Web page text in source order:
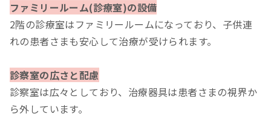
ファミリールーム(診療室)の設備
2階の診療室はファミリールームになっており、子供連
れの患者さまも安心して治療が受けられます。
診察室の広さと配慮
診察室は広々としており、治療器具は患者さまの視界か
ら外しています。